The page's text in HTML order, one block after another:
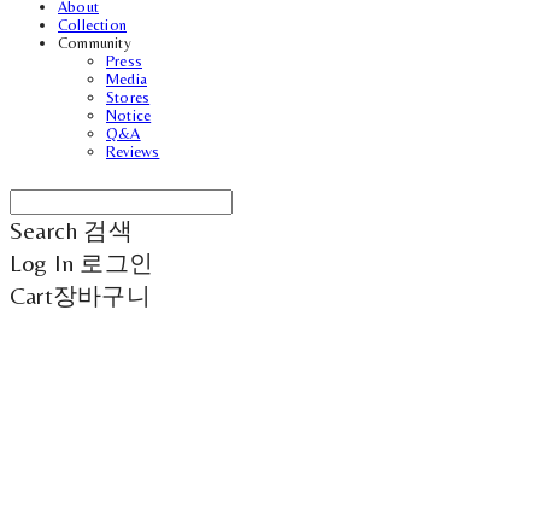
About
Collection
Community
Press
Media
Stores
Notice
Q&A
Reviews
Search 검색
Log In 로그인
Cart장바구니